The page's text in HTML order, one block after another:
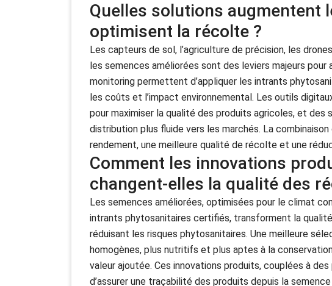
Quelles solutions augmentent
optimisent la récolte ?
Les capteurs de sol, l’agriculture de précision, les
les semences améliorées sont des leviers majeurs
monitoring permettent d’appliquer les intrants
les coûts et l’impact environnemental. Les outils
pour maximiser la qualité des produits agricoles, et
distribution plus fluide vers les marchés. La
rendement, une meilleure qualité de récolte et une
Comment les innovations
changent-elles la qualité des
Les semences améliorées, optimisées pour le climat
intrants phytosanitaires certifiés, transforment la
réduisant les risques phytosanitaires. Une meilleure
homogènes, plus nutritifs et plus aptes à la
valeur ajoutée. Ces innovations produits, couplées à
d’assurer une traçabilité des produits depuis la